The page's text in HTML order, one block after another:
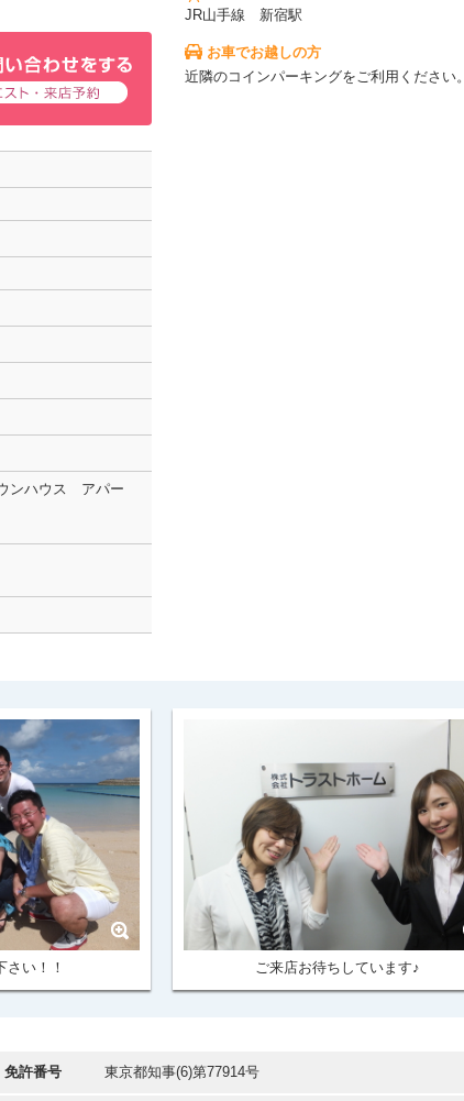
ンハウス アパー
JR山手線 新宿駅
お車でお越しの方
近隣のコインパーキングをご利用ください。
さい！！ ご来店お待ちしています♪
免許番号 東京都知事(6)第77914号